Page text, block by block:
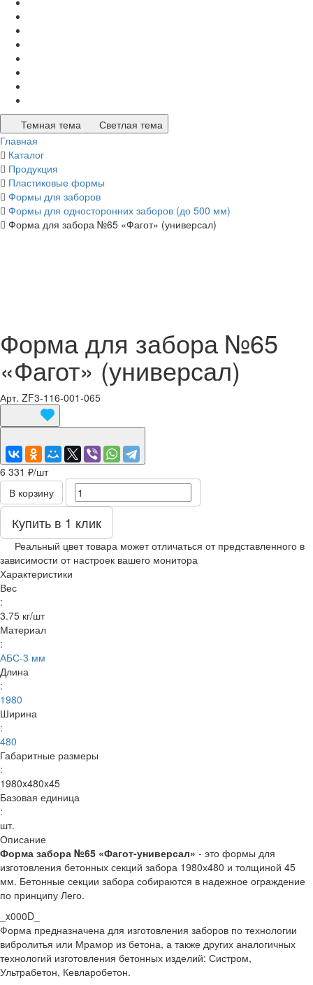
Темная тема
Светлая тема
Главная
Каталог
Продукция
Пластиковые формы
Формы для заборов
Формы для односторонних заборов (до 500 мм)
Форма для забора №65 «Фагот» (универсал)
Форма для забора №65
«Фагот» (универсал)
Арт. ZF3-116-001-065
6 331 ₽/шт
В корзину
Купить в 1 клик
Реальный цвет товара может отличаться от представленного в
зависимости от настроек вашего монитора
Характеристики
Вес
:
3.75 кг/шт
Материал
:
АБС-3 мм
Длина
:
1980
Ширина
:
480
Габаритные размеры
:
1980x480x45
Базовая единица
:
шт.
Описание
Форма забора №65 «Фагот-универсал» - это формы для
изготовления бетонных секций забора 1980х480 и толщиной 45
мм. Бетонные секции забора собираются в надежное ограждение
по принципу Лего.
_x000D_
Форма предназначена для изготовления заборов по технологии
вибролитья или Мрамор из бетона, а также других аналогичных
технологий изготовления бетонных изделий: Систром,
Ультрабетон, Кевларобетон.